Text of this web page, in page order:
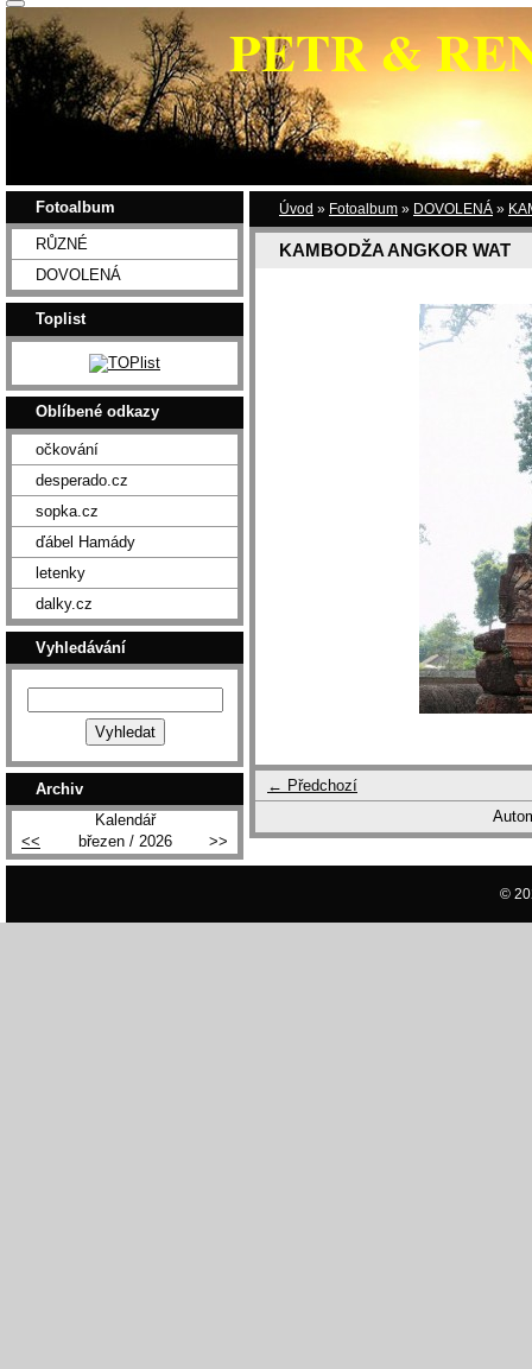
PETR &
Úvod » Fotoalbum » DOVOLENÁ »
KAMBODŽA ANGKOR WAT
← Předchozí
Fotoalbum
RŮZNÉ
DOVOLENÁ
Toplist
Oblíbené odkazy
očkování
desperado.cz
sopka.cz
ďábel Hamády
letenky
dalky.cz
Vyhledávání
Archiv
Kalendář
<<
březen / 2026 >>
©